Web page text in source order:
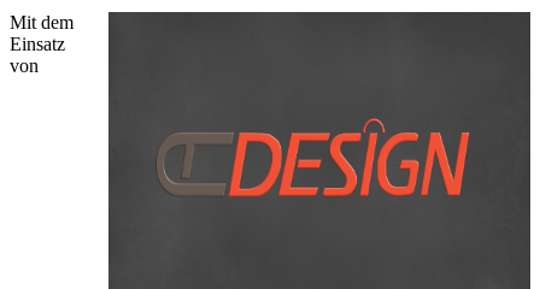
Mit dem
Einsatz
von